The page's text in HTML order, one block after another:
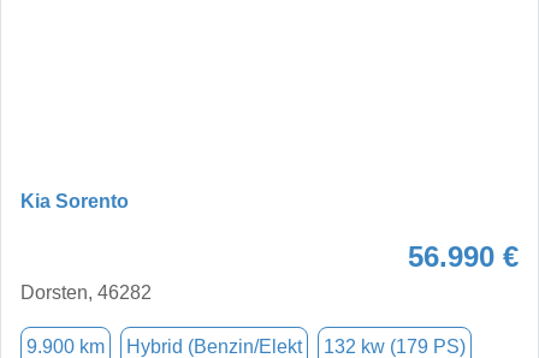
Kia Sorento
56.990 €
Dorsten, 46282
9.900 km Hybrid (Benzin/Elekt 132 kw (179 PS)